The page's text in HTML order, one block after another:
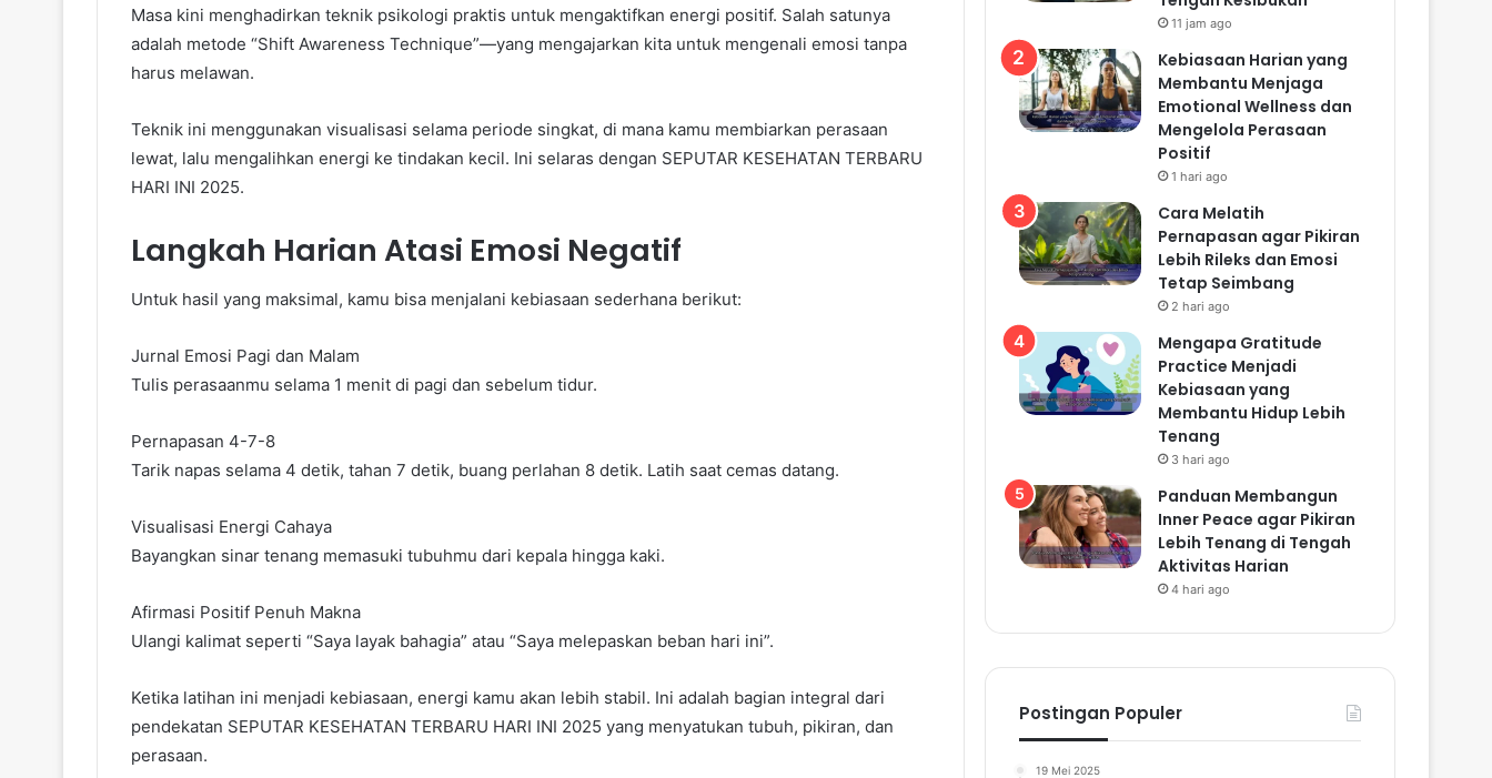
Masa kini menghadirkan teknik psikologi praktis untuk mengaktifkan energi positif. Salah satunya
adalah metode “Shift Awareness Technique”—yang mengajarkan kita untuk mengenali emosi tanpa
harus melawan.
Teknik ini menggunakan visualisasi selama periode singkat, di mana kamu membiarkan perasaan
lewat, lalu mengalihkan energi ke tindakan kecil. Ini selaras dengan SEPUTAR KESEHATAN TERBARU
HARI INI 2025.
Langkah Harian Atasi Emosi Negatif
Untuk hasil yang maksimal, kamu bisa menjalani kebiasaan sederhana berikut:
Jurnal Emosi Pagi dan Malam
Tulis perasaanmu selama 1 menit di pagi dan sebelum tidur.
Pernapasan 4-7-8
Tarik napas selama 4 detik, tahan 7 detik, buang perlahan 8 detik. Latih saat cemas datang.
Visualisasi Energi Cahaya
Bayangkan sinar tenang memasuki tubuhmu dari kepala hingga kaki.
Afirmasi Positif Penuh Makna
Ulangi kalimat seperti “Saya layak bahagia” atau “Saya melepaskan beban hari ini”.
Ketika latihan ini menjadi kebiasaan, energi kamu akan lebih stabil. Ini adalah bagian integral dari
pendekatan SEPUTAR KESEHATAN TERBARU HARI INI 2025 yang menyatukan tubuh, pikiran, dan
perasaan.
11 jam ago
Kebiasaan Harian yang
Membantu Menjaga
Emotional Wellness dan
Mengelola Perasaan
Positif
1 hari ago
Cara Melatih
Pernapasan agar Pikiran
Lebih Rileks dan Emosi
Tetap Seimbang
2 hari ago
Mengapa Gratitude
Practice Menjadi
Kebiasaan yang
Membantu Hidup Lebih
Tenang
3 hari ago
Panduan Membangun
Inner Peace agar Pikiran
Lebih Tenang di Tengah
Aktivitas Harian
4 hari ago
Postingan Populer
19 Mei 2025